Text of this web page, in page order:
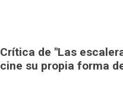
Crítica de "Las
cine su propia forma